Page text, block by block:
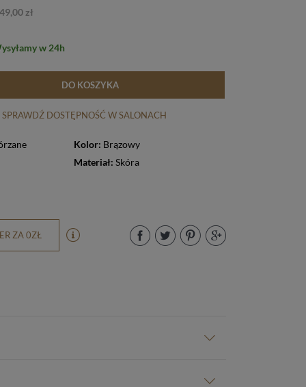
zł
w 24h
DO KOSZYKA
SPRAWDŹ DOSTĘPNOŚĆ W SALONACH
Kolor: Brązowy
Materiał:Skóra
ZA 0ZŁ